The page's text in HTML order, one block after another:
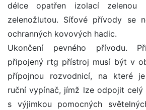
délce opatřen izolací zelenou
zelenožlutou. Síťové přívody se
ochranných kovových hadic.
Ukončení pevného přívodu.
připojený rtg přístroj musí být v
přípojnou rozvodnicí, na které
ruční vypínač, jímž lze odpojit
s výjimkou pomocných